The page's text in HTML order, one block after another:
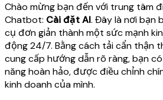
Chào mừng bạn đến với trung tâm
Chatbot: Cài đặt AI. Đây là nơi bạn
cụ đơn giản thành một sức mạnh
động 24/7. Bằng cách tải cẩn thận
cung cấp hướng dẫn rõ ràng, bạn
năng hoàn hảo, được điều chỉnh
kinh doanh của mình.